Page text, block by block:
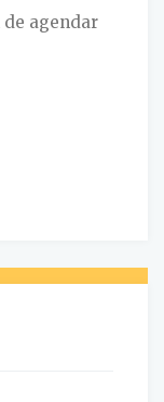
de agendar